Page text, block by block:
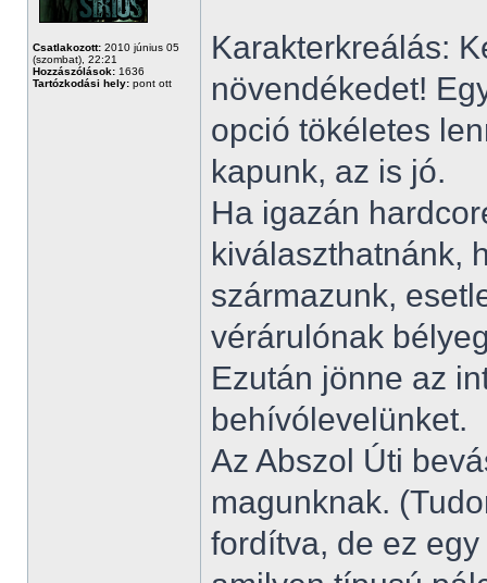
Csatlakozott: 2010 június 05
(szombat), 22:21
Hozzászólások: 1636
Tartózkodási hely: pont ott
Karakterkreálás:
növendékedet!
opció tökéletes
kapunk, az is jó.
Ha igazán
kiválaszthatnánk,
származunk,
vérárulónak
Ezután jönne az
behívólevelünket.
Az Abszol Úti
magunknak.
fordítva, de ez